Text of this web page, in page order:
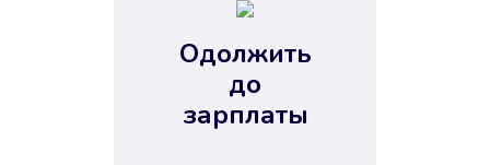
Одолжить
до
зарплаты